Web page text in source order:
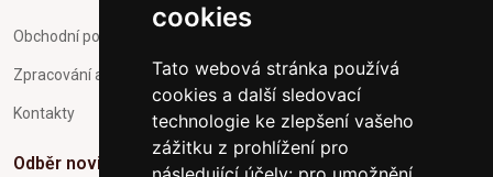
cookies
Tato webová stránka používá
cookies a další sledovací
technologie ke zlepšení vašeho
zážitku z prohlížení pro
Obchodní podmínky
Zpracování a ochrana osobních údajů
Kontakty
Odběr novinek